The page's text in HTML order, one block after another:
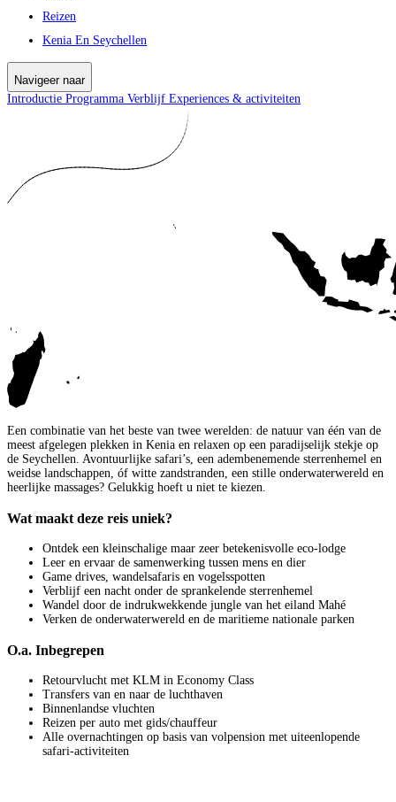
Reizen
Kenia En Seychellen
Navigeer naar
Introductie Programma Verblijf Experiences & activiteiten
Een combinatie van het beste van twee werelden: de natuur van één van de
meest afgelegen plekken in Kenia en relaxen op een paradijselijk stekje op
de Seychellen. Avontuurlijke safari’s, een adembenemende sterrenhemel en
weidse landschappen, óf witte zandstranden, een stille onderwaterwereld en
heerlijke massages? Gelukkig hoeft u niet te kiezen.
Wat maakt deze reis uniek?
Ontdek een kleinschalige maar zeer betekenisvolle eco-lodge
Leer en ervaar de samenwerking tussen mens en dier
Game drives, wandelsafaris en vogelsspotten
Verblijf een nacht onder de sprankelende sterrenhemel
Wandel door de indrukwekkende jungle van het eiland Mahé
Verken de onderwaterwereld en de maritieme nationale parken
O.a. Inbegrepen
Retourvlucht met KLM in Economy Class
Transfers van en naar de luchthaven
Binnenlandse vluchten
Reizen per auto met gids/chauffeur
Alle overnachtingen op basis van volpension met uiteenlopende
safari-activiteiten